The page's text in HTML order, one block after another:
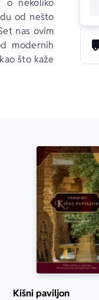
o nekoliko
od nešto
nas ovim
modernih
što kaže
Gotovo
se pokazati
defiluje na
kao
Kišni paviljon